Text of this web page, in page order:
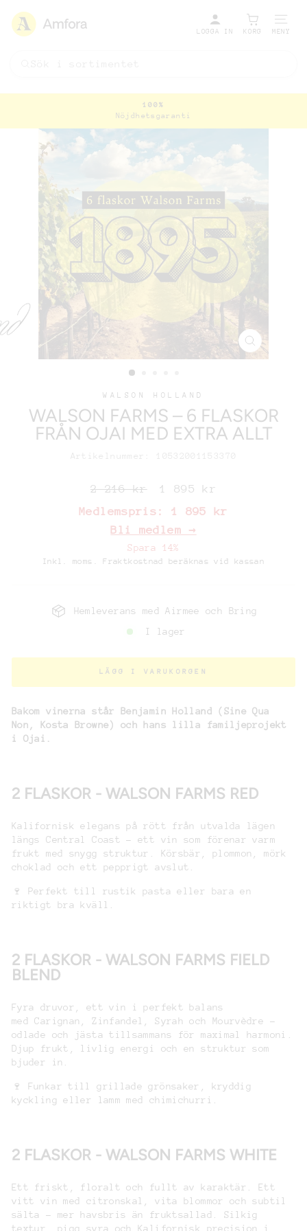
LOGGA IN KORG MENY
Pausa
100%
Nöjdhetsgaranti
WALSON HOLLAND
WALSON FARMS – 6 FLASKOR
FRÅN OJAI MED EXTRA ALLT
Ordinariepris
2 216 kr
REA-
1 895 kr
Medlemspris:
1 895 kr
Bli medlem →
Spara 14%
Inkl. moms. Fraktkostnad beräknas vid kassan
Hemleverans med Airmee och Bring
I lager
LÄGG I VARUKORGEN
Bakom vinerna står Benjamin Holland (Sine Qua
Non, Kosta Browne) och hans lilla familjeprojekt
i Ojai.
2 FLASKOR - WALSON FARMS RED
Kalifornisk elegans på rött från utvalda lägen
längs Central Coast – ett vin som förenar varm
frukt med snygg struktur. Körsbär, plommon, mörk
choklad och ett pepprigt avslut.
🍷 Perfekt till rustik pasta eller bara en
riktigt bra kväll.
2 FLASKOR - WALSON FARMS FIELD
BLEND
Fyra druvor, ett vin i perfekt balans
med Carignan, Zinfandel, Syrah och Mourvèdre –
odlade och jästa tillsammans för maximal harmoni.
Djup frukt, livlig energi och en struktur som
bjuder in.
🍷 Funkar till grillade grönsaker, kryddig
kyckling eller lamm med chimichurri.
2 FLASKOR - WALSON FARMS WHITE
Ett friskt, floralt och fullt av karaktär. Ett
vitt vin med citronskal, vita blommor och subtil
sälta – mer havsbris än fruktsallad. Silkig
textur, pigg syra och Kalifornisk precision i